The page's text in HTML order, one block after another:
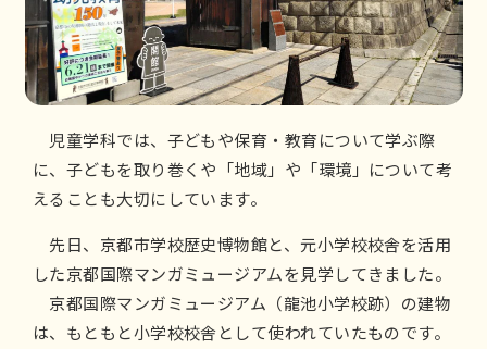
児童学科では、子どもや保育・教育について学ぶ際
に、子どもを取り巻くや「地域」や「環境」について考
えることも大切にしています。
先日、京都市学校歴史博物館と、元小学校校舎を活用
した京都国際マンガミュージアムを見学してきました。
京都国際マンガミュージアム（龍池小学校跡）の建物
は、もともと小学校校舎として使われていたものです。